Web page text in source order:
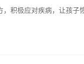
，积极应对疾病，让孩子